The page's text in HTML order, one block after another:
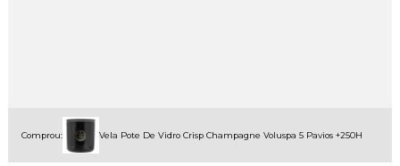
Comprou: Vela Pote De Vidro Crisp Champagne Voluspa 5 Pavios +250H